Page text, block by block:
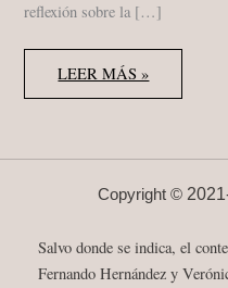
reflexión sobre la […]
PHILIPPE
LANÇON
“EL
LEER MÁS »
Copyright ©
Salvo donde se indica, el
Fernando Hernández y